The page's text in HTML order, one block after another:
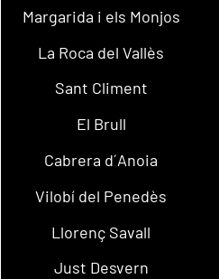
Margarida i els Monjos
La Roca del Vallès
Sant Climent
El Brull
Cabrera d´Anoia
Vilobí del Penedès
Llorenç Savall
Just Desvern